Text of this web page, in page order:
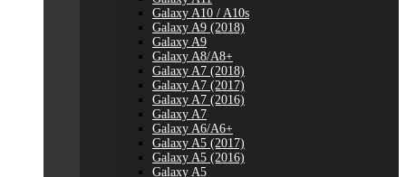
Galaxy A10 / A10s
Galaxy A9 (2018)
Galaxy A9
Galaxy A8/A8+
Galaxy A7 (2018)
Galaxy A7 (2017)
Galaxy A7 (2016)
Galaxy A7
Galaxy A6/A6+
Galaxy A5 (2017)
Galaxy A5 (2016)
Galaxy A5